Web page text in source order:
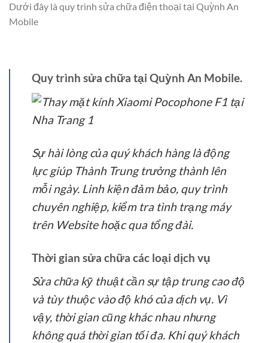
Dưới đây là quy trình sửa chữa điện thoại tại Quỳnh An
Mobile
Quy trình sửa chữa tại Quỳnh An Mobile.
Sự hài lòng của quý khách hàng là động
lực giúp Thành Trung trưởng thành lên
mỗi ngày. Linh kiện đảm bảo, quy trình
chuyên nghiệp, kiểm tra tình trạng máy
trên Website hoặc qua tổng đài.
Thời gian sửa chữa các loại dịch vụ
Sửa chữa kỹ thuật cần sự tập trung cao độ
và tùy thuộc vào độ khó của dịch vụ. Vì
vậy, thời gian cũng khác nhau nhưng
không quá thời gian tối đa. Khi quý khách